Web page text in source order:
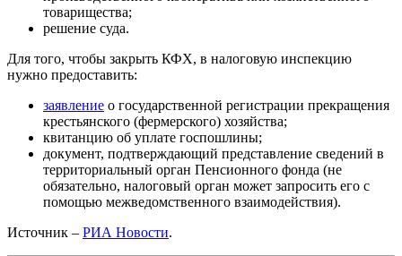
товарищества;
решение суда.
Для того, чтобы закрыть КФХ, в налоговую инспекцию
нужно предоставить:
заявление о государственной регистрации прекращения
крестьянского (фермерского) хозяйства;
квитанцию об уплате госпошлины;
документ, подтверждающий представление сведений в
территориальный орган Пенсионного фонда (не
обязательно, налоговый орган может запросить его с
помощью межведомственного взаимодействия).
Источник – РИА Новости.